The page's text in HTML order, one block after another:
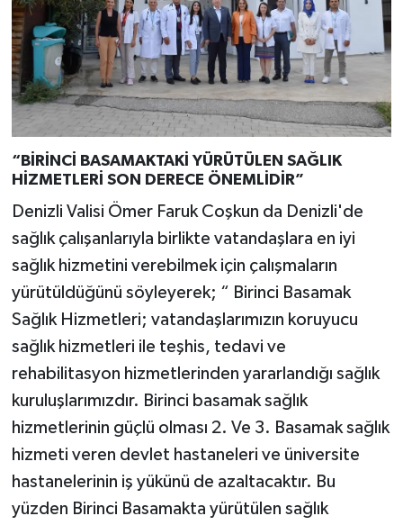
“BİRİNCİ BASAMAKTAKİ YÜRÜTÜLEN SAĞLIK
HİZMETLERİ SON DERECE ÖNEMLİDİR”
Denizli Valisi Ömer Faruk Coşkun da Denizli'de
sağlık çalışanlarıyla birlikte vatandaşlara en iyi
sağlık hizmetini verebilmek için çalışmaların
yürütüldüğünü söyleyerek; “ Birinci Basamak
Sağlık Hizmetleri; vatandaşlarımızın koruyucu
sağlık hizmetleri ile teşhis, tedavi ve
rehabilitasyon hizmetlerinden yararlandığı sağlık
kuruluşlarımızdır. Birinci basamak sağlık
hizmetlerinin güçlü olması 2. Ve 3. Basamak sağlık
hizmeti veren devlet hastaneleri ve üniversite
hastanelerinin iş yükünü de azaltacaktır. Bu
yüzden Birinci Basamakta yürütülen sağlık